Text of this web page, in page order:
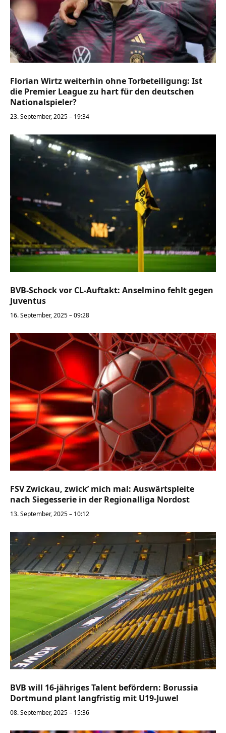
Florian Wirtz weiterhin ohne Torbeteiligung: Ist
die Premier League zu hart für den deutschen
Nationalspieler?
23. September, 2025 – 19:34
BVB-Schock vor CL-Auftakt: Anselmino fehlt gegen
Juventus
16. September, 2025 – 09:28
FSV Zwickau, zwick’ mich mal: Auswärtspleite
nach Siegesserie in der Regionalliga Nordost
13. September, 2025 – 10:12
BVB will 16-jähriges Talent befördern: Borussia
Dortmund plant langfristig mit U19-Juwel
08. September, 2025 – 15:36